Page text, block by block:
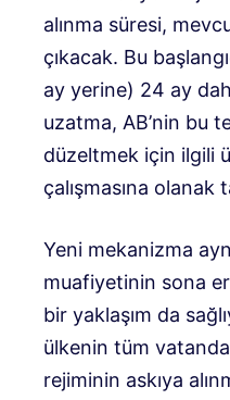
alınma süresi,
çıkacak. Bu
ay yerine) 24 ay
uzatma, AB’nin bu
düzeltmek için ilgili
çalışmasına olanak
Yeni mekanizma
muafiyetinin sona
bir yaklaşım da
ülkenin tüm
rejiminin askıya